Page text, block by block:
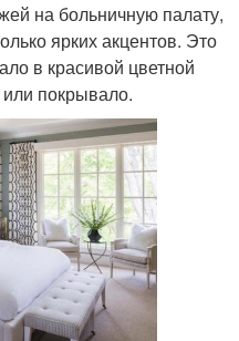
на больничную палату,
ярких акцентов. Это
в красивой цветной
покрывало.